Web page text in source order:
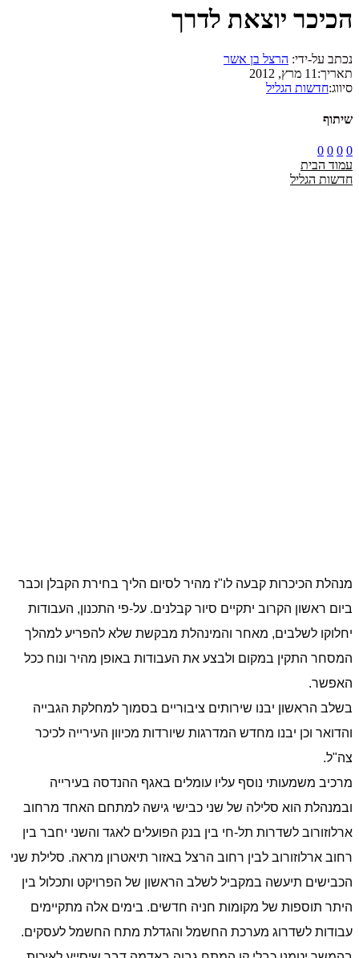
הכיכר יוצאת לדרך
נכתב על-ידי: הרצל בן אשר
תאריך: 11 מרץ, 2012
סיווג:חדשות הגליל
שיתוף
0
0
0
0
עמוד הבית
חדשות הגליל
מנהלת הכיכרות קבעה לו"ז מהיר לסיום הליך בחירת הקבלן וכבר
ביום ראשון הקרוב יתקיים סיור קבלנים. על-פי התכנון, העבודות
יחלוקו לשלבים, מאחר והמינהלת מבקשת שלא להפריע למהלך
המסחר התקין במקום ולבצע את העבודות באופן מהיר ונוח ככל
האפשר.
בשלב הראשון יבנו שירותים ציבוריים בסמוך למחלקת הגבייה
והדואר וכן יבנו מחדש המדרגות שיורדות מכיוון העירייה לכיכר
צה"ל.
מרכיב משמעותי נוסף עליו עומלים באגף ההנדסה בעירייה
ובמנהלת הוא סלילה של שני כבישי גישה למתחם האחד מרחוב
ארלוזורוב לשדרות תל-חי בין בנק הפועלים לאגד והשני יחבר בין
רחוב ארלוזורוב לבין רחוב הרצל באזור תיאטרון מראה. סלילת שני
הכבישים תיעשה במקביל לשלב הראשון של הפרויקט ותכלול בין
היתר תוספות של מקומות חניה חדשים. בימים אלה מתקיימים
עבודות לשדרוג מערכת החשמל והגדלת מתח החשמל לעסקים.